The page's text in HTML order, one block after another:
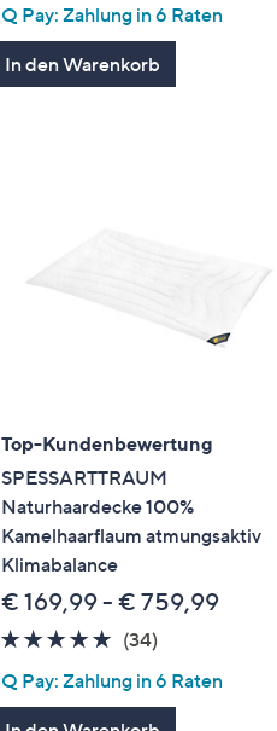
5
Q Pay: Zahlung in 6 Raten
In den Warenkorb
Top-Kundenbewertung
SPESSARTTRAUM
Naturhaardecke 100%
Kamelhaarflaum atmungsaktiv
Klimabalance
€ 169,99 - € 759,99
4.8
5
(34)
Q Pay: Zahlung in 6 Raten